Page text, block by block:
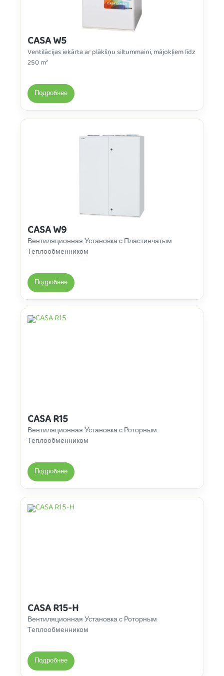
CASA W5
Ventilācijas iekārta ar plākšņu siltummaini, mājokļiem līdz
250 m²
Подробнее
CASA W9
Вентиляционная Установка с Пластинчатым
Теплообменником
Подробнее
CASA R15
Вентиляционная Установка с Роторным
Теплообменником
Подробнее
CASA R15-H
Вентиляционная Установка с Роторным
Теплообменником
Подробнее